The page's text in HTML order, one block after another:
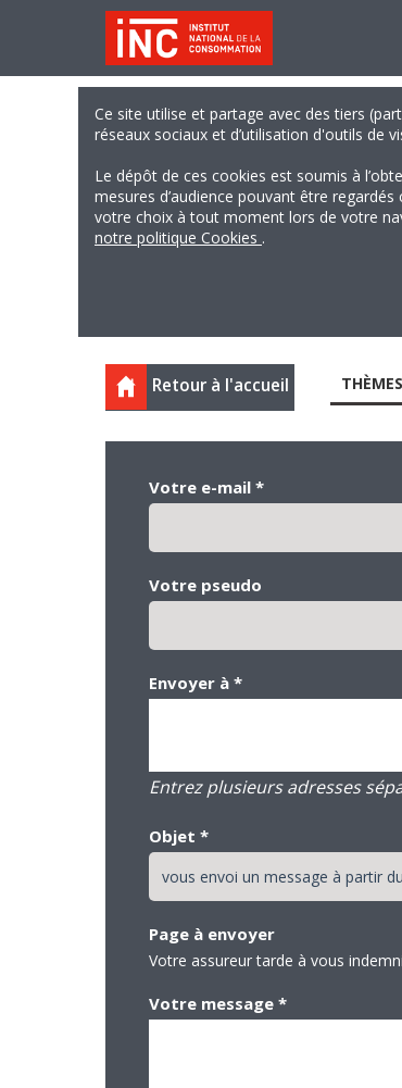
Ce site utilise et partage avec des tiers
réseaux sociaux et d’utilisation d'outils de
Le dépôt de ces cookies est soumis à
mesures d’audience pouvant être
votre choix à tout moment lors de votre
notre politique Cookies .
Retour à l'accueil THÈMES
Votre e-mail *
Votre pseudo
Envoyer à *
Entrez plusieurs adresses
Objet *
Page à envoyer
Votre assureur tarde à vous
Votre message *